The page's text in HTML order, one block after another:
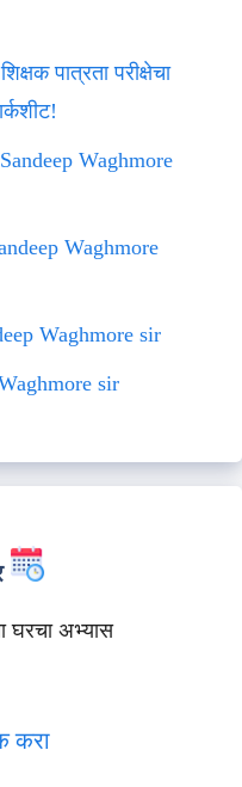
पात्रता परीक्षेचा
Waghmore
Waghmore
Waghmore sir
sir
घरचा अभ्यास
करा